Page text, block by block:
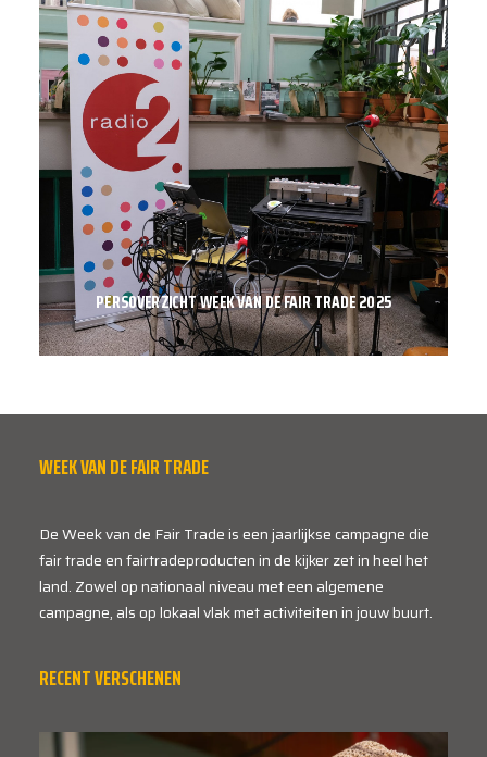
PERSOVERZICHT WEEK VAN DE FAIR TRADE 2025
WEEK VAN DE FAIR TRADE
De Week van de Fair Trade is een jaarlijkse campagne die
fair trade en fairtradeproducten in de kijker zet in heel het
land. Zowel op nationaal niveau met een algemene
campagne, als op lokaal vlak met activiteiten in jouw buurt.
RECENT VERSCHENEN